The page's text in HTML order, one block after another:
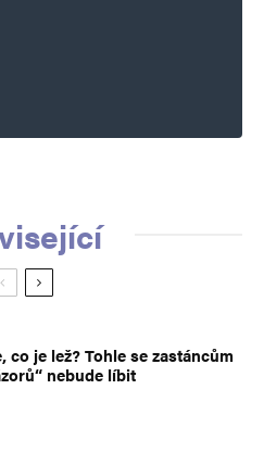
co je lež? Tohle se zastáncům
nebude líbit